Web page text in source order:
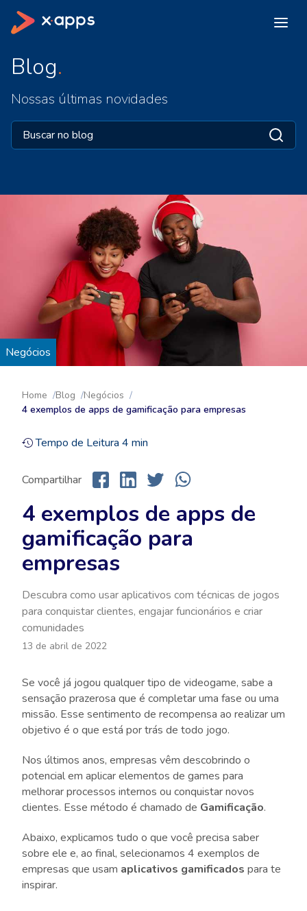
Blog
Nossas últimas novidades
Negócios
Home Blog
Negócios
4 exemplos de apps de gamificação para empresas
Tempo de Leitura 4 min
Compartilhar
4 exemplos de apps de
gamificação para
empresas
Descubra como usar aplicativos com técnicas de jogos
para conquistar clientes, engajar funcionários e criar
comunidades
13 de abril de 2022
Se você já jogou qualquer tipo de videogame, sabe a
sensação prazerosa que é completar uma fase ou uma
missão. Esse sentimento de recompensa ao realizar um
objetivo é o que está por trás de todo jogo.
Nos últimos anos, empresas vêm descobrindo o
potencial em aplicar elementos de games para
melhorar processos internos ou conquistar novos
clientes. Esse método é chamado de Gamificação.
Abaixo, explicamos tudo o que você precisa saber
sobre ele e, ao final, selecionamos 4 exemplos de
empresas que usam aplicativos gamificados para te
inspirar.